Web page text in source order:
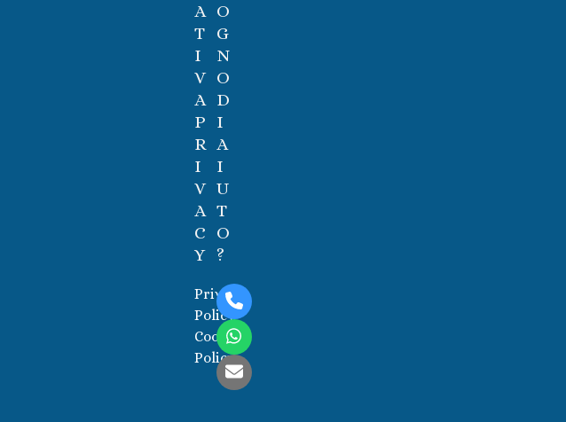
A
T
I
V
A
P
R
I
V
A
C
Y
Privacy
Policy
Cookie
Policy
O
G
N
O
D
I
A
I
U
T
O
?
Telefono
Whatsapp
Email